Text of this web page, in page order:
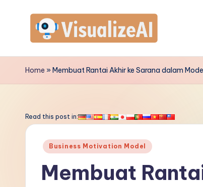
contentV
is
a
Home »Membuat Rantai Akhir ke Sarana dalam
Read this post in:
Posted
Business Motivation Model
Membuat